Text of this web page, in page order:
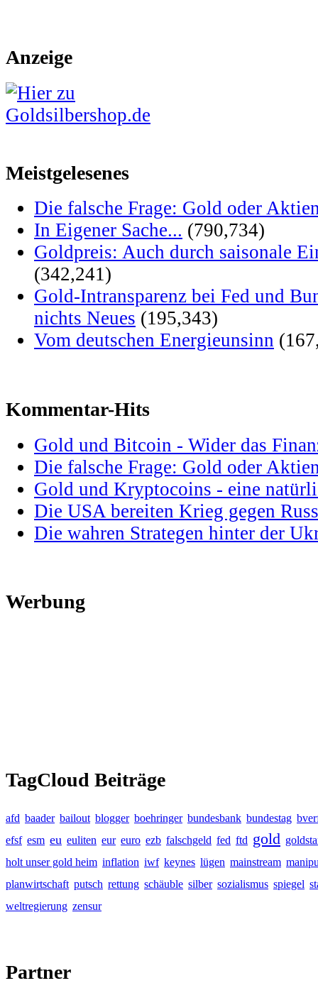
Anzeige
Meistgelesenes
Die falsche Frage: Gold oder
In Eigener Sache... (790,734)
Goldpreis: Auch durch saisonale
(342,241)
Gold-Intransparenz bei Fed und
nichts Neues (195,343)
Vom deutschen Energieunsinn
Kommentar-Hits
Gold und Bitcoin - Wider das
Die falsche Frage: Gold oder
Gold und Kryptocoins - eine
Die USA bereiten Krieg gegen
Die wahren Strategen hinter der
Werbung
TagCloud Beiträge
afd baader bailout blogger boehringer bundesbank bundestag
efsf esm eu euliten eur euro ezb falschgeld fed ftd gold
holt unser gold heim inflation iwf keynes lügen mainstream
planwirtschaft putsch rettung schäuble silber sozialismus spiegel
weltregierung zensur
Partner